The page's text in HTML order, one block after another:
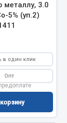
металлу, 3.0
5% (уп.2)
в один клик
Опт